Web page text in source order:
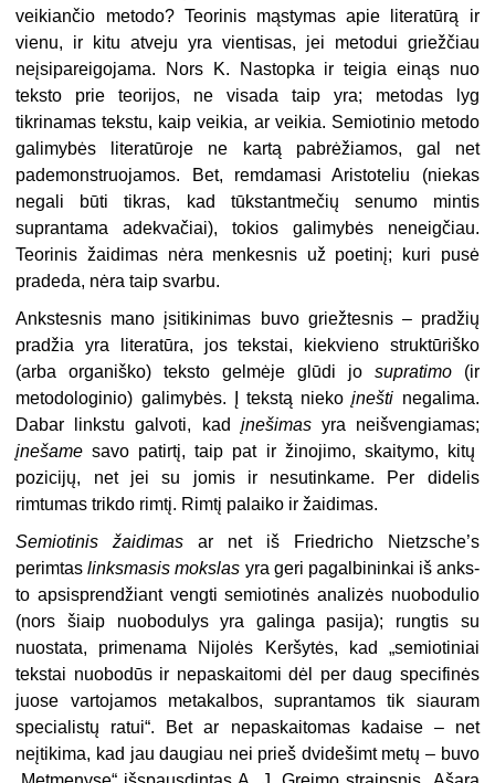
veikiančio metodo? Teo­rinis mąstymas apie literatūrą ir
vienu, ir kitu atveju yra vientisas, jei metodui griežčiau
neįsipareigojama. Nors K. Nas­topka ir teigia einąs nuo
teksto prie teorijos, ne visada taip yra; metodas lyg
tikrinamas tekstu, kaip veikia, ar veikia. Semiotinio metodo
galimybės literatūroje ne kartą pabrėžiamos, gal net
pademonstruojamos. Bet, remda­masi Aristoteliu (niekas
negali būti tikras, kad tūkstantmečių senumo mintis
suprantama adekvačiai), tokios galimybės neneigčiau.
Teorinis žaidi­mas nėra menkesnis už poetinį; kuri pusė
pradeda, nėra taip svarbu.
Ankstesnis mano įsitikinimas buvo griežtesnis – pradžių
pradžia yra lite­ratūra, jos tekstai, kiekvieno struk­tūriško
(arba organiško) teksto gelmė­je glūdi josupratimo(ir
metodologinio) galimybės. Į tekstą nieko įnešti negali­ma.
Dabar linkstu galvoti, kad įneši­masyra neišvengiamas;
įnešame savo patirtį, taip pat ir žinojimo, skaitymo, kitų
pozicijų, net jei su jomis ir ne­sutinkame. Per didelis
rimtumas trik­do rimtį. Rimtį palaiko ir žaidimas.
Semiotinis žaidimas ar net iš Friedricho Nietzsche’s
perimtas linksmasis mokslas yra geri pagalbininkai iš anks­
to apsisprendžiant vengti semiotinės analizės nuobodulio
(nors šiaip nuobo­dulys yra galinga pasija); rungtis su
nuostata, primenama Nijolės Keršytės, kad „semiotiniai
tekstai nuobodūs ir nepaskaitomi dėl per daug specifi­nės
juose vartojamos metakalbos, su­prantamos tik siauram
specialistų ratui“. Bet ar nepaskaitomas kadaise – net
neįtikima, kad jau daugiau nei prieš dvidešimt metų – buvo